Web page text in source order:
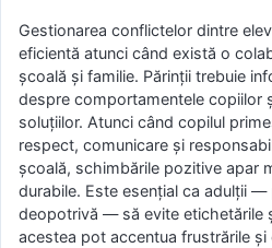
Gestionarea conflictelor dintre
eficientă atunci când există o
școală și familie. Părinții trebuie
despre comportamentele copiilor
soluțiilor. Atunci când copilul
respect, comunicare și
școală, schimbările pozitive apar
durabile. Este esențial ca adulții
deopotrivă — să evite etichetările
acestea pot accentua frustrările